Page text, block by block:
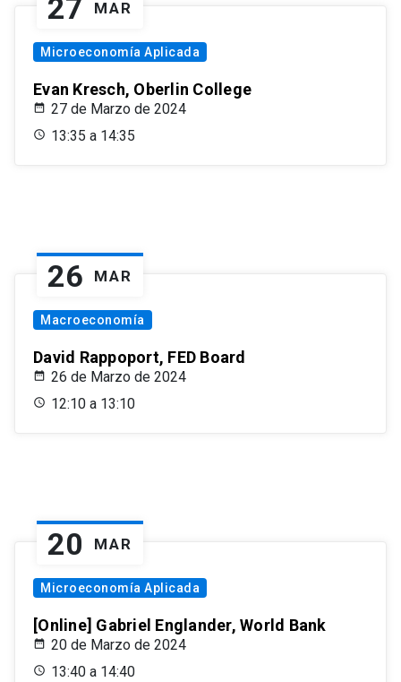
27 MAR
Microeconomía Aplicada
Evan Kresch, Oberlin College
27 de Marzo de 2024
13:35 a 14:35
26 MAR
Macroeconomía
David Rappoport, FED Board
26 de Marzo de 2024
12:10 a 13:10
20 MAR
Microeconomía Aplicada
[Online] Gabriel Englander, World Bank
20 de Marzo de 2024
13:40 a 14:40